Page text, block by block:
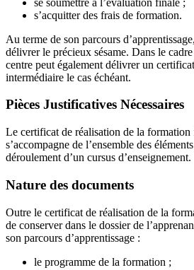
s’acquitter des frais de formation.
Au terme de son parcours
délivrer le précieux sésame. Dans le
centre peut également délivrer un
intermédiaire le cas échéant.
Pièces Justificatives Nécessaires
Le certificat de réalisation de la
s’accompagne de l’ensemble des
déroulement d’un cursus d’enseignement.
Nature des documents
Outre le certificat de réalisation de la
de conserver dans le dossier de
son parcours d’apprentissage :
le programme de la formation ;